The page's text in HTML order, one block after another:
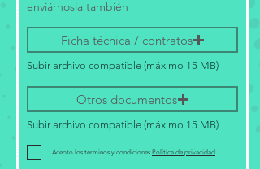
enviárnosla también
Ficha técnica / contratos
Subir archivo compatible (máximo 15 MB)
Otros documentos
Subir archivo compatible (máximo 15 MB)
Acepto los términos y condiciones Política de privacidad